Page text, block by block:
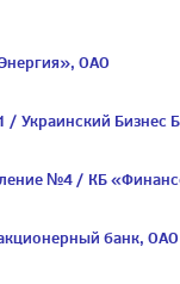
ОАО
/ Украинский Бизнес
№4 / КБ
банк, ОАО